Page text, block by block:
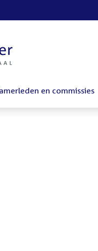
en commissies